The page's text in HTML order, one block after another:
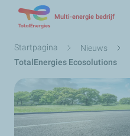
Multi-energie bedrijf
Kruimelpad
Startpagina Nieuws
TotalEnergies Ecosolutions